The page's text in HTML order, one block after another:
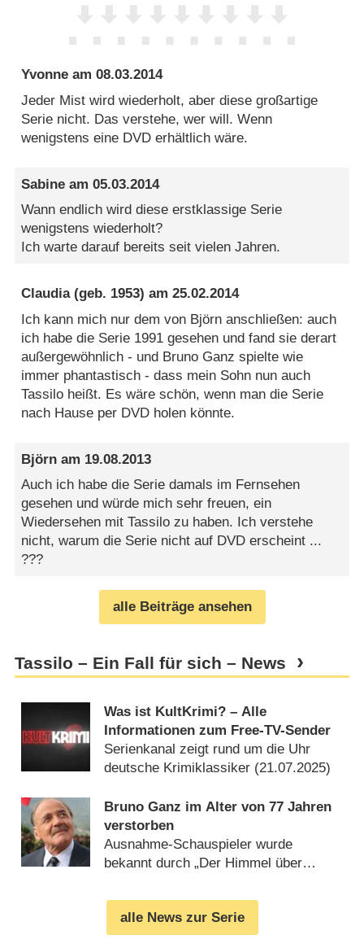
Yvonne am08.03.2014
Jeder Mist wird wiederholt, aber diese großartige
Serie nicht. Das verstehe, wer will. Wenn
wenigstens eine DVD erhältlich wäre.
Sabine am05.03.2014
Wann endlich wird diese erstklassige Serie
wenigstens wiederholt?
Ich warte darauf bereits seit vielen Jahren.
Claudia(geb. 1953) am25.02.2014
Ich kann mich nur dem von Björn anschließen: auch
ich habe die Serie 1991 gesehen und fand sie derart
außergewöhnlich - und Bruno Ganz spielte wie
immer phantastisch - dass mein Sohn nun auch
Tassilo heißt. Es wäre schön, wenn man die Serie
nach Hause per DVD holen könnte.
Björn am 19.08.2013
Auch ich habe die Serie damals im Fernsehen
gesehen und würde mich sehr freuen, ein
Wiedersehen mit Tassilo zu haben. Ich verstehe
nicht, warum die Serie nicht auf DVD erscheint ...
???
alle Beiträge ansehen
Tassilo – Ein Fall für sich – News
Was ist KultKrimi? – Alle
Informationen zum Free-TV-Sender
Serienkanal zeigt rund um die Uhr
deutsche Krimiklassiker (21.07.2025)
Bruno Ganz im Alter von 77 Jahren
verstorben
Ausnahme-Schauspieler wurde
bekannt durch „Der Himmel über
(16.02.2019)
alle News zur Serie